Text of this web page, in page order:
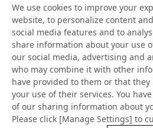
Elektronik Cihazlar
Tıbbi
Ambalaj Ürünleri/Ambalaj Makineleri
Tüketici Ürünleri / Kişisel Bakım Ürünleri
Haberler
SSS
We use cookies to improve your
website, to personalize content
social media features and to
share information about your use
our social media, advertising and
who may combine it with other
have provided to them or that they
your use of their services. You
of our sharing information about
Please click [Manage Settings] to